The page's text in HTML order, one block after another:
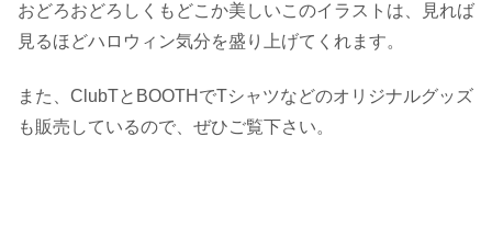
おどろおどろしくもどこか美しいこのイラストは、見れば
見るほどハロウィン気分を盛り上げてくれます。
また、ClubTとBOOTHでTシャツなどのオリジナルグッズ
も販売しているので、ぜひご覧下さい。